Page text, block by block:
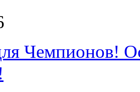
Чемпионов!